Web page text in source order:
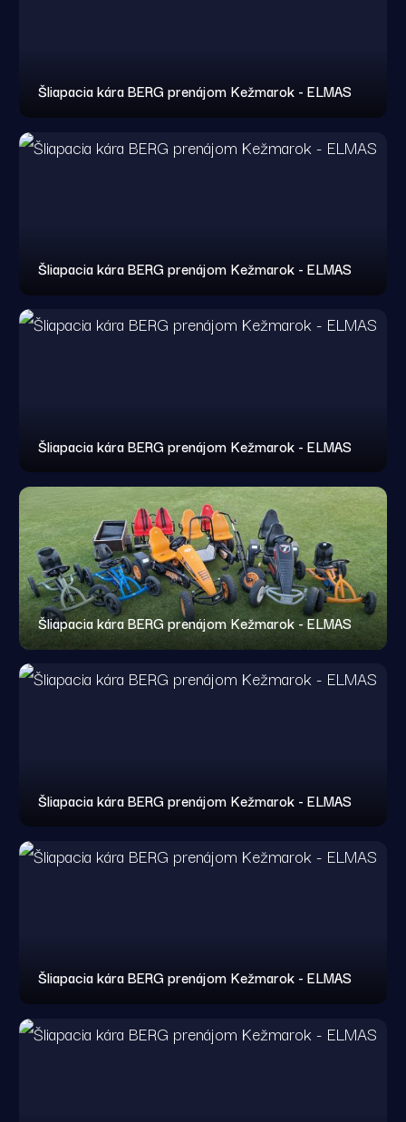
Šliapacia kára BERG prenájom Kežmarok - ELMAS
Šliapacia kára BERG prenájom Kežmarok - ELMAS
Šliapacia kára BERG prenájom Kežmarok - ELMAS
Šliapacia kára BERG prenájom Kežmarok - ELMAS
Šliapacia kára BERG prenájom Kežmarok - ELMAS
Šliapacia kára BERG prenájom Kežmarok - ELMAS